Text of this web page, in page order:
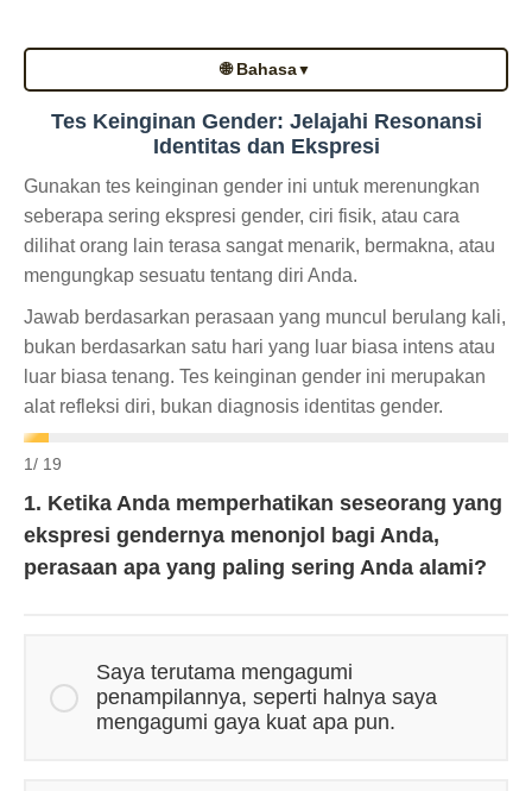
🌐 Bahasa▼
Tes Keinginan Gender: Jelajahi Resonansi
Identitas dan Ekspresi
Gunakan tes keinginan gender ini untuk merenungkan
seberapa sering ekspresi gender, ciri fisik, atau cara
dilihat orang lain terasa sangat menarik, bermakna, atau
mengungkap sesuatu tentang diri Anda.
Jawab berdasarkan perasaan yang muncul berulang kali,
bukan berdasarkan satu hari yang luar biasa intens atau
luar biasa tenang. Tes keinginan gender ini merupakan
alat refleksi diri, bukan diagnosis identitas gender.
1/ 19
1. Ketika Anda memperhatikan seseorang yang
ekspresi gendernya menonjol bagi Anda,
perasaan apa yang paling sering Anda alami?
Saya terutama mengagumi
penampilannya, seperti halnya saya
mengagumi gaya kuat apa pun.